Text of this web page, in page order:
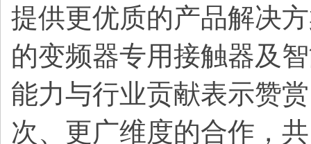
提供更优质的产品解决
的变频器专用接触器及
能力与行业贡献表示赞
次、更广维度的合作，